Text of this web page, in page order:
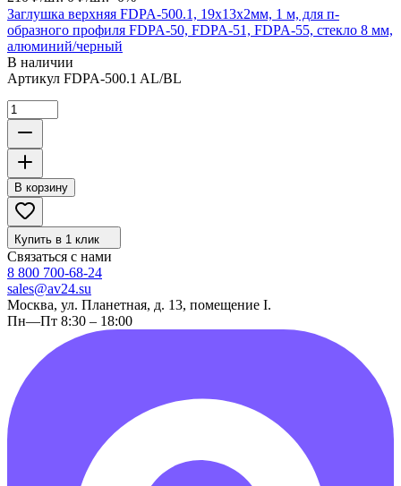
Заглушка верхняя FDPA-500.1, 19х13х2мм, 1 м, для п-
образного профиля FDPA-50, FDPA-51, FDPA-55, стекло 8 мм,
алюминий/черный
В наличии
Артикул FDPA-500.1 AL/BL
В корзину
Купить в 1 клик
Связаться с нами
8 800 700-68-24
sales@av24.su
Москва, ул. Планетная, д. 13, помещение I.
Пн—Пт 8:30 – 18:00